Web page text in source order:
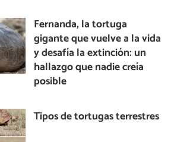
Fernanda, la tortuga
gigante que vuelve a la vida
y desafía la extinción: un
hallazgo que nadie creía
posible
Tipos de tortugas terrestres